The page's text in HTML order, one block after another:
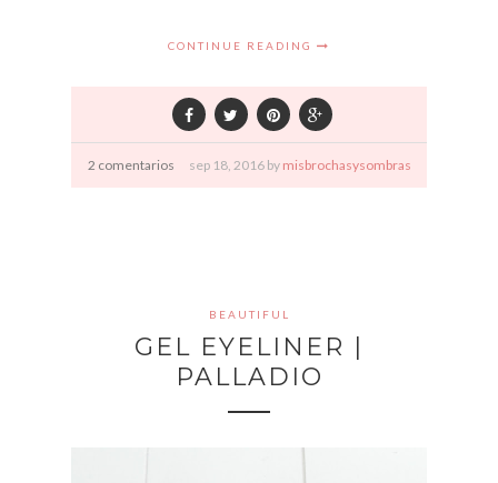
CONTINUE READING
2 comentarios sep 18, 2016 by misbrochasysombras
BEAUTIFUL
GEL EYELINER |
PALLADIO